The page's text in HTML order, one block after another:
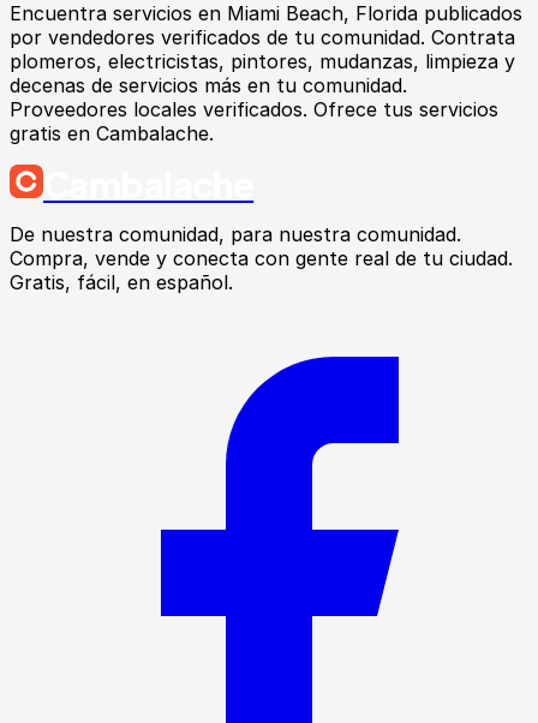
Encuentra servicios en Miami Beach, Florida publicados
por vendedores verificados de tu comunidad. Contrata
plomeros, electricistas, pintores, mudanzas, limpieza y
decenas de servicios más en tu comunidad.
Proveedores locales verificados. Ofrece tus servicios
gratis en Cambalache.
De nuestra comunidad, para nuestra comunidad.
Compra, vende y conecta con gente real de tu ciudad.
Gratis, fácil, en español.